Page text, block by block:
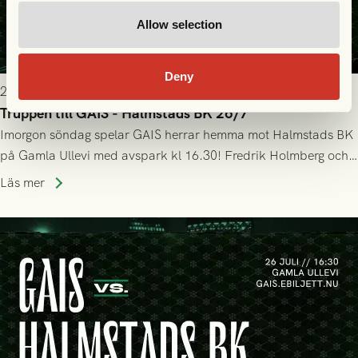
Allow selection
Deny
2026-07-25 19:00
Truppen till GAIS - Halmstads BK 26/7
Imorgon söndag spelar GAIS herrar hemma mot Halmstads BK
på Gamla Ullevi med avspark kl 16.30! Fredrik Holmberg och
ledarstaben har tagit ut följande trupp till matchen:
Läs mer